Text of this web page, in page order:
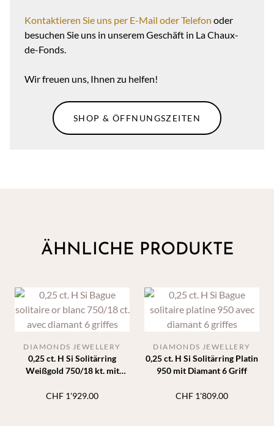
Kontaktieren Sie uns per E-Mail oder Telefon oder
besuchen Sie uns in unserem Geschäft in La Chaux-
de-Fonds.
Wir freuen uns, Ihnen zu helfen!
SHOP & ÖFFNUNGSZEITEN
ÄHNLICHE PRODUKTE
0,25 ct. H Si Solitärring
Weißgold 750/18 kt. mit
DIAMONDS JEWELLERY
CHF 1'929.00
0,25 ct. H Si Solitärring Platin
950 mit Diamant 6 Griff
DIAMONDS JEWELLERY
CHF 1'809.00